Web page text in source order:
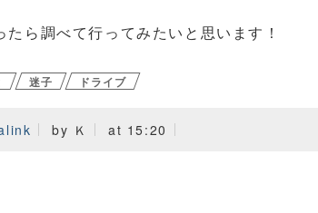
たら調べて行ってみたいと思います！
迷子 ドライブ
by Ｋ at 15:20